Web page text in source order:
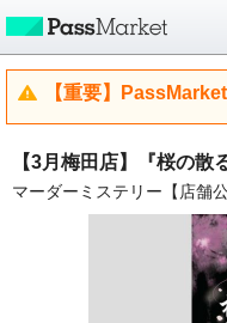
【重要】
【3月梅田店】『桜の散
マーダーミステリー【店舗公